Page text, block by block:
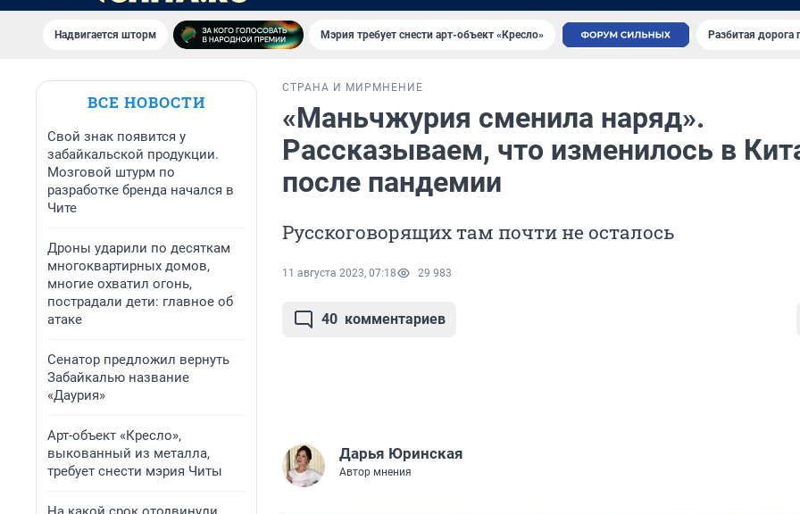
Надвигается шторм Мэрия требует снести арт-объект «Кресло» Разбитая дорога
ВСЕ НОВОСТИ
Свой знак появится у
забайкальской продукции.
Мозговой штурм по
разработке бренда начался в
Чите
Дроны ударили по десяткам
многоквартирных домов,
многие охватил огонь,
пострадали дети: главное об
атаке
Сенатор предложил вернуть
Забайкалью название
«Даурия»
Арт-объект «Кресло»,
выкованный из металла,
требует снести мэрия Читы
СТРАНА И МИР МНЕНИЕ
«Маньчжурия сменила наряд».
Рассказываем, что изменилось в
после пандемии
Русскоговорящих там почти не осталось
11 августа 2023, 07:18 29 983
40 комментариев
Дарья Юринская
Автор мнения